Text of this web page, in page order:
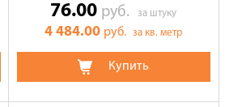
76.00 руб.за штуку
4 484.00 руб.за кв. метр
Купить